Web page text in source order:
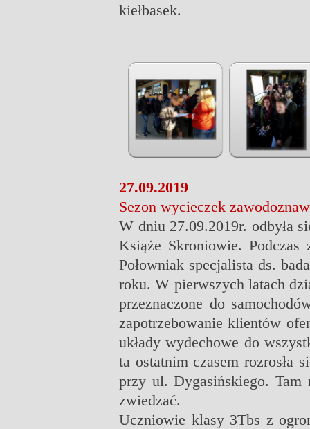
kiełbasek.
27.09.2019
Sezon wycieczek
W dniu 27.09.2019r. odbyła
Książe Skroniowie. Podczas
Połowniak specjalista ds.
roku. W pierwszych latach
przeznaczone do
zapotrzebowanie klientów
układy wydechowe do
ta ostatnim czasem rozrosła
przy ul. Dygasińskiego. Tam
zwiedzać.
Uczniowie klasy 3Tbs z